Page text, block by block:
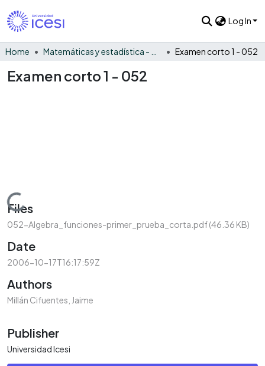
Log In
Home Examen corto 1 - 052
Examen corto 1 - 052
Loading...
Files
052-Algebra_funciones-primer_prueba_corta.pdf(46.36 KB)
Date
2006-10-17T16:17:59Z
Authors
Millán Cifuentes, Jaime
Publisher
Universidad Icesi